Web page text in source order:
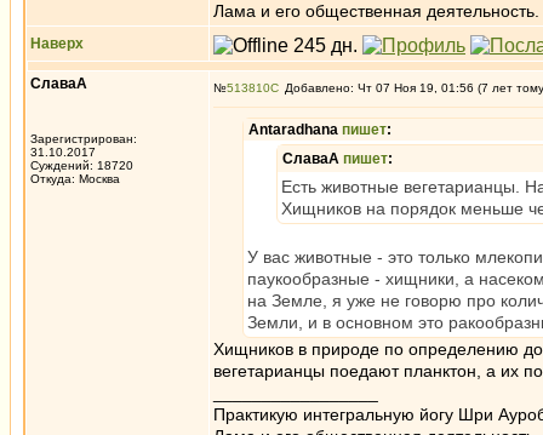
Лама и его общественная деятельность.
Наверх
СлаваА
Зарегистрирован:
31.10.2017
Суждений: 18720
Откуда: Москва
№513810 Добавлено: Чт 07 Ноя 19, 01:56 (7 лет
Antaradhana пишет:
СлаваА пишет:
Есть животные вегетарианцы.
Хищников на порядок меньше
У вас животные - это только
паукообразные - хищники, а
на Земле, я уже не говорю про
Земли, и в основном это
Хищников в природе по определению
вегетарианцы поедают планктон, а их
Практикую интегральную йогу Шри